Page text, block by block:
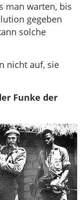
man warten, bis
gegeben
solche
nicht auf, sie
Funke der